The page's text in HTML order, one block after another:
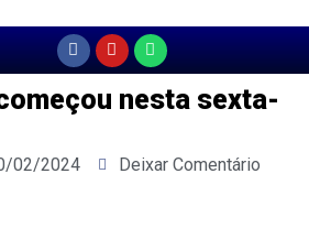
nesta sexta-
02/2024 Deixar Comentário